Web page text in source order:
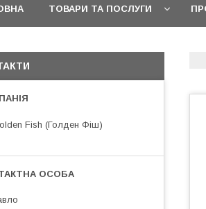
ТОВАРИ ТА ПОСЛУГИ
Fish (Голден Фіш)